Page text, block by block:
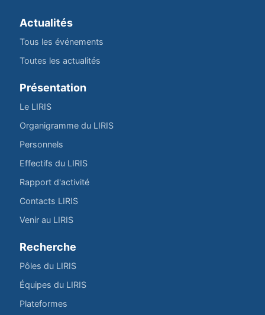
Actualités
Tous les événements
Toutes les actualités
Présentation
Le LIRIS
Organigramme du LIRIS
Personnels
Effectifs du LIRIS
Rapport d'activité
Contacts LIRIS
Venir au LIRIS
Recherche
Pôles du LIRIS
Équipes du LIRIS
Plateformes